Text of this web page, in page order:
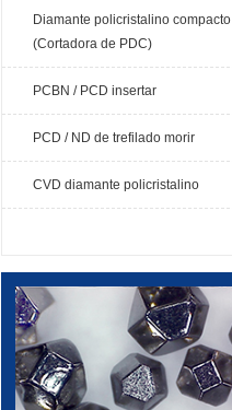
Diamante policristalino compacto
(Cortadora de PDC)
PCBN / PCD insertar
PCD / ND de trefilado morir
CVD diamante policristalino